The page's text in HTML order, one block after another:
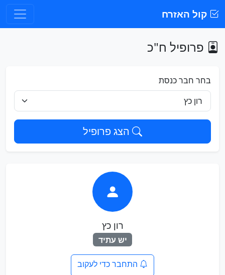
קול האזרח
פרופיל ח"כ
בחר חבר כנסת
הצג פרופיל
רון כץ
יש עתיד
התחבר כדי לעקוב